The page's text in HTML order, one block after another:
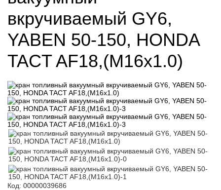
вкручиваемый GY6,
YABEN 50-150, HONDA
TACT AF18,(M16x1.0)
Код: 00000039686